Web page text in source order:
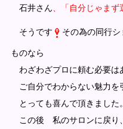
石井さん、「自分じゃまず
そうです その為の同行
ものなら
わざわざプロに頼む必要は
ご自分でわからない魅力を
とっても喜んで頂きました。
この後 私のサロンに戻り